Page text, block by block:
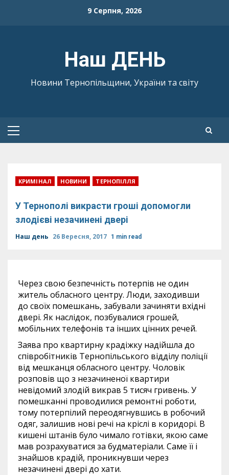
9 Серпня, 2026
Наш ДЕНЬ
Новини Тернопільщини, України та світу
Primary
КРИМІНАЛ НОВИНИ ТЕРНОПІЛЛЯ
У Тернополі викрасти гроші допомогли
злодієві незачинені двері
Наш день 26 Вересня, 2017 1 min read
Через свою безпечність потерпів не один
житель обласного центру. Люди, заходивши
до своїх помешкань, забували зачиняти вхідні
двері. Як наслідок, позбувалися грошей,
мобільних телефонів та інших цінних речей.
Заява про квартирну крадіжку надійшла до
співробітників Тернопільського відділу поліції
від мешканця обласного центру. Чоловік
розповів що з незачиненої квартири
невідомий злодій викрав 5 тисяч гривень. У
помешканні проводилися ремонтні роботи,
тому потерпілий переодягнувшись в робочий
одяг, залишив нові речі на кріслі в коридорі. В
кишені штанів було чимало готівки, якою саме
мав розрахуватися за будматеріали. Саме її і
знайшов крадій, проникнувши через
незачинені двері до хати.